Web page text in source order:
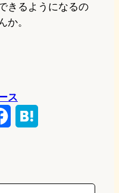
きるようになるの
か。
ス
e
e